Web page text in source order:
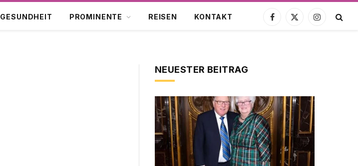
GESUNDHEIT PROMINENTE REISEN KONTAKT
Facebook
X
Instagram
NEUESTER BEITRAG